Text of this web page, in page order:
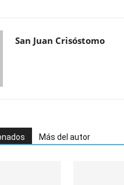
San Juan Crisóstomo
Más del autor